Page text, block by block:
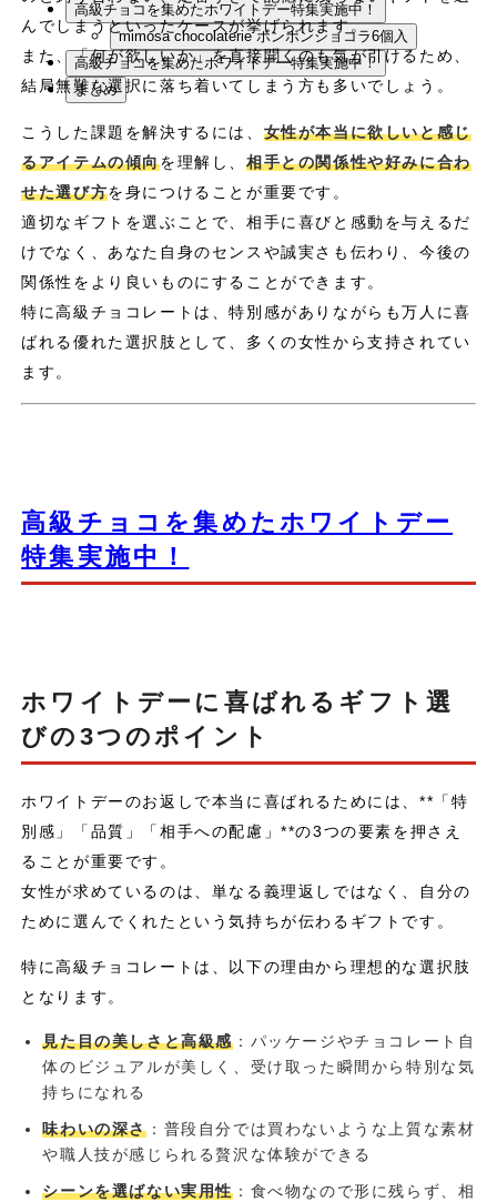
高級チョコを集めたホワイトデー特集実施中！
mimosa chocolaterie ボンボンショコラ6個入
高級チョコを集めたホワイトデー特集実施中！
まとめ
んでしまうといったケースが挙げられます。
また、「何が欲しいか」を直接聞くのも気が引けるため、
結局無難な選択に落ち着いてしまう方も多いでしょう。
こうした課題を解決するには、 女性が本当に欲しいと感じ
るアイテムの傾向を理解し、 相手との関係性や好みに合わ
せた選び方を身につけることが重要です。
適切なギフトを選ぶことで、相手に喜びと感動を与えるだ
けでなく、あなた自身のセンスや誠実さも伝わり、今後の
関係性をより良いものにすることができます。
特に高級チョコレートは、特別感がありながらも万人に喜
ばれる優れた選択肢として、多くの女性から支持されてい
ます。
高級チョコを集めたホワイトデー
特集実施中！
ホワイトデーに喜ばれるギフト選
びの3つのポイント
ホワイトデーのお返しで本当に喜ばれるためには、**「特
別感」「品質」「相手への配慮」**の3つの要素を押さえ
ることが重要です。
女性が求めているのは、単なる義理返しではなく、自分の
ために選んでくれたという気持ちが伝わるギフトです。
特に高級チョコレートは、以下の理由から理想的な選択肢
となります。
見た目の美しさと高級感：パッケージやチョコレート自
体のビジュアルが美しく、受け取った瞬間から特別な気
持ちになれる
味わいの深さ：普段自分では買わないような上質な素材
や職人技が感じられる贅沢な体験ができる
シーンを選ばない実用性：食べ物なので形に残らず、相